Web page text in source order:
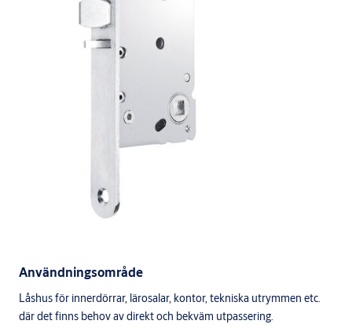
Användningsområde
Låshus för innerdörrar, lärosalar, kontor, tekniska utrymmen etc.
där det finns behov av direkt och bekväm utpassering.